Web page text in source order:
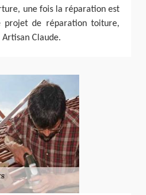
une fois la réparation est
projet de réparation toiture,
Claude.